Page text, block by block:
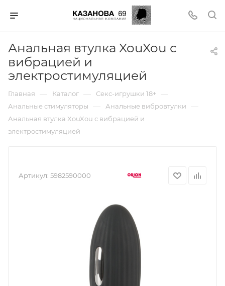
Анальная втулка XouXou с
вибрацией и
электростимуляцией
Главная — Каталог — Секс-игрушки 18+ —
Анальные стимуляторы — Анальные вибровтулки —
Анальная втулка XouXou с вибрацией и
электростимуляцией
Артикул: 5982590000